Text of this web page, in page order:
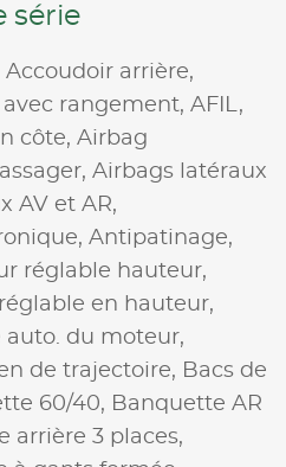
série
Accoudoir arrière,
rangement, AFIL,
côte, Airbag
Airbags latéraux
AV et AR,
Antipatinage,
réglable hauteur,
en hauteur,
du moteur,
de trajectoire, Bacs de
60/40, Banquette AR
arrière 3 places,